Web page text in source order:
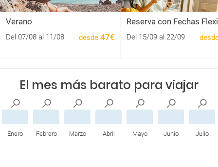
Verano
Del 07/08 al 11/08 desde 47€
Reserva con Fechas
Del 15/09 al 22/09
El mes más barato para viajar
Enero Febrero Marzo Abril Mayo Junio Julio